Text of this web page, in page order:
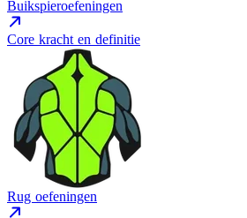
Buikspieroefeningen
Core kracht en definitie
Rug oefeningen